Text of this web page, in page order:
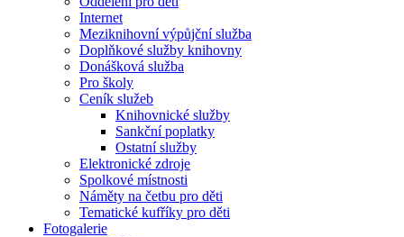
Internet
Meziknihovní výpůjční služba
Doplňkové služby knihovny
Donášková služba
Pro školy
Ceník služeb
Knihovnické služby
Sankční poplatky
Ostatní služby
Elektronické zdroje
Spolkové místnosti
Náměty na četbu pro děti
Tematické kufříky pro děti
Fotogalerie